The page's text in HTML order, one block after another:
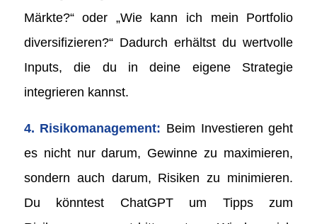
Märkte?“ oder „Wie kann ich mein Portfolio
diversifizieren?“ Dadurch erhältst du wertvolle
Inputs, die du in deine eigene Strategie
integrieren kannst.
4. Risikomanagement: Beim Investieren geht
es nicht nur darum, Gewinne zu maximieren,
sondern auch darum, Risiken zu minimieren.
Du könntest ChatGPT um Tipps zum